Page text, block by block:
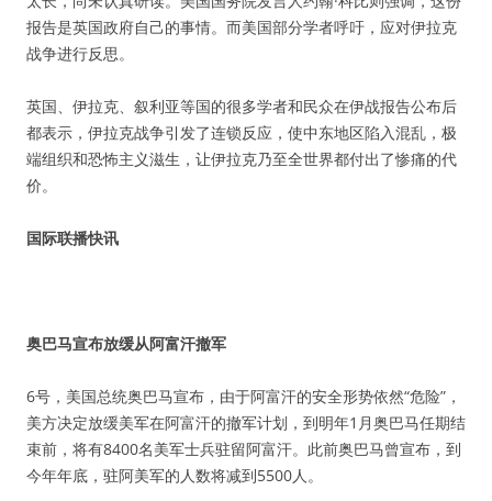
报告是英国政府自己的事情。而美国部分学者呼吁，应对伊拉克
战争进行反思。
英国、伊拉克、叙利亚等国的很多学者和民众在伊战报告公布后
都表示，伊拉克战争引发了连锁反应，使中东地区陷入混乱，极
端组织和恐怖主义滋生，让伊拉克乃至全世界都付出了惨痛的代
价。
国际联播快讯
奥巴马宣布放缓从阿富汗撤军
6号，美国总统奥巴马宣布，由于阿富汗的安全形势依然“危险”，
美方决定放缓美军在阿富汗的撤军计划，到明年1月奥巴马任期结
束前，将有8400名美军士兵驻留阿富汗。此前奥巴马曾宣布，到
今年年底，驻阿美军的人数将减到5500人。